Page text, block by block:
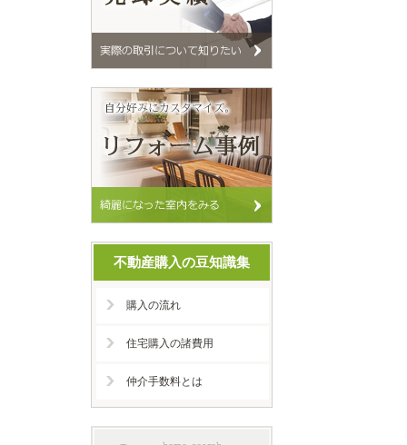
不動産購入の豆知識集
購入の流れ
住宅購入の諸費用
仲介手数料とは